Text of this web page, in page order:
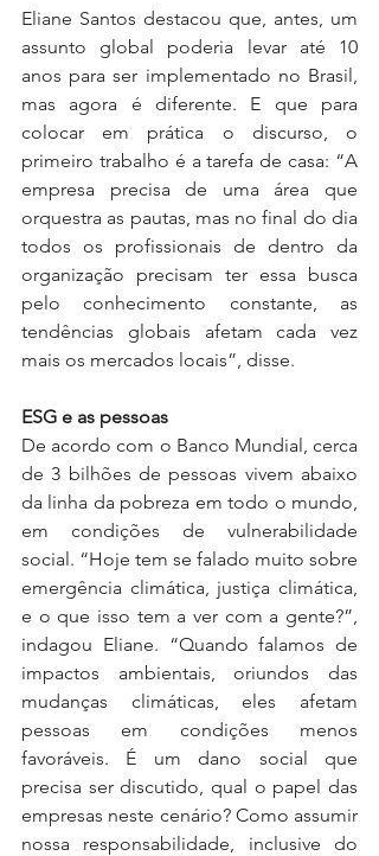
Eliane Santos destacou que, antes, um
assunto global poderia levar até 10
anos para ser implementado no Brasil,
mas agora é diferente. E que para
colocar em prática o discurso, o
primeiro trabalho é a tarefa de casa: “A
empresa precisa de uma área que
orquestra as pautas, mas no final do dia
todos os profissionais de dentro da
organização precisam ter essa busca
pelo conhecimento constante, as
tendências globais afetam cada vez
mais os mercados locais”, disse.
ESG e as pessoas
De acordo com o Banco Mundial, cerca
de 3 bilhões de pessoas vivem abaixo
da linha da pobreza em todo o mundo,
em condições de vulnerabilidade
social. “Hoje tem se falado muito sobre
emergência climática, justiça climática,
e o que isso tem a ver com a gente?”,
indagou Eliane. “Quando falamos de
impactos ambientais, oriundos das
mudanças climáticas, eles afetam
pessoas em condições menos
favoráveis. É um dano social que
precisa ser discutido, qual o papel das
empresas neste cenário? Como assumir
nossa responsabilidade, inclusive do